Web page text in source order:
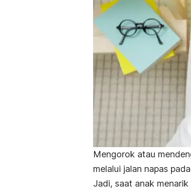
Mengorok atau
melalui jalan napas
Jadi, saat anak